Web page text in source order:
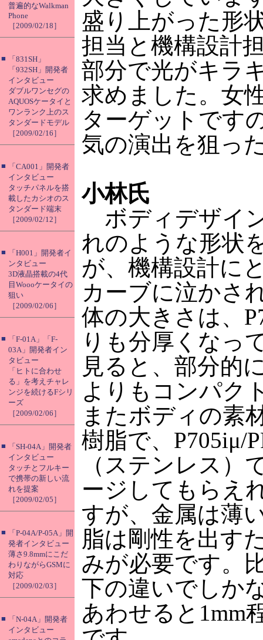
普遍的なWalkman
Phone
［2009/02/18］
■
「831SH」
「932SH」開発者
インタビュー
ダブルワンセグの
AQUOSケータイと
ワンランク上のス
タンダードモデル
［2009/02/16］
■
「CA001」開発者
インタビュー
タッチパネルを搭
載したカシオのス
タンダード端末
［2009/02/12］
■
「H001」開発者イ
ンタビュー
3D液晶搭載の4代
目Woooケータイの
狙い
［2009/02/06］
■
「F-01A」「F-
03A」開発者イン
タビュー
「ヒトに合わせ
る」を考えチャレ
ンジを続けるFシリ
ーズ
［2009/02/06］
■
「SH-04A」開発者
インタビュー
タッチとフルキー
で携帯の新しい流
れを提案
［2009/02/05］
■
「P-04A/P-05A」開
発者インタビュー
薄さ9.8mmにこだ
わりながらGSMに
対応
［2009/02/03］
■
「N-04A」開発者
インタビュー
盛り上がった形
担当と機構設計
部分で光がキラ
求めました。女
ターゲットです
気の演出を狙っ
小林氏
ボディデザイ
れのような形状
が、機構設計に
カーブに泣かさ
体の大きさは、
りも分厚くなっ
見ると、部分的
よりもコンパク
またボディの素
樹脂で、P705iμ/
（ステンレス）
ージしてもらえ
すが、金属は薄
脂は剛性を出す
みが必要です。
下の違いでしか
あわせると1mm